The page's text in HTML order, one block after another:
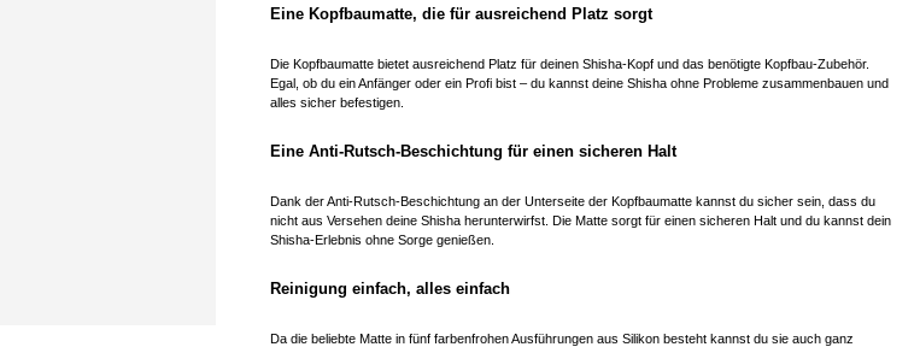
Eine Kopfbaumatte, die für ausreichend Platz sorgt
Die Kopfbaumatte bietet ausreichend Platz für deinen Shisha-Kopf und das benötigte Kopfbau-Zubehör.
Egal, ob du ein Anfänger oder ein Profi bist – du kannst deine Shisha ohne Probleme zusammenbauen und
alles sicher befestigen.
Eine Anti-Rutsch-Beschichtung für einen sicheren Halt
Dank der Anti-Rutsch-Beschichtung an der Unterseite der Kopfbaumatte kannst du sicher sein, dass du
nicht aus Versehen deine Shisha herunterwirfst. Die Matte sorgt für einen sicheren Halt und du kannst dein
Shisha-Erlebnis ohne Sorge genießen.
Reinigung einfach, alles einfach
Da die beliebte Matte in fünf farbenfrohen Ausführungen aus Silikon besteht kannst du sie auch ganz